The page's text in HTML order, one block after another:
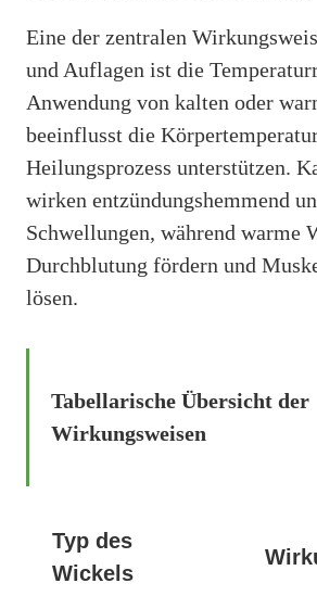
Eine der zentralen
und Auflagen ist die
Anwendung von kalten oder
beeinflusst die
Heilungsprozess unterstützen.
wirken entzündungshemmend
Schwellungen, während warme
Durchblutung fördern und
lösen.
Tabellarische Übersicht der
Wirkungsweisen
Typ des
Wickels